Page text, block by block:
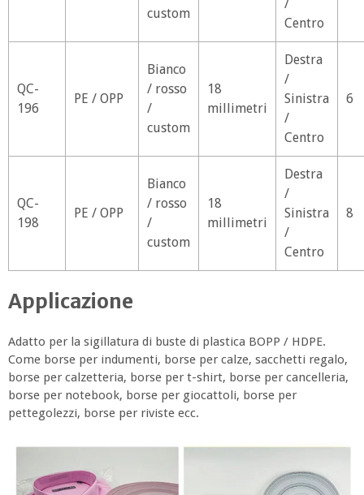
custom
/
Centro
QC-
196
PE / OPP
Bianco
/ rosso
/
custom
18
millimetri
Destra
/
Sinistra
/
Centro
6
QC-
198
PE / OPP
Bianco
/ rosso
/
custom
18
millimetri
Destra
/
Sinistra
/
Centro
8
Applicazione
Adatto per la sigillatura di buste di plastica BOPP / HDPE.
Come borse per indumenti, borse per calze, sacchetti regalo,
borse per calzetteria, borse per t-shirt, borse per cancelleria,
borse per notebook, borse per giocattoli, borse per
pettegolezzi, borse per riviste ecc.